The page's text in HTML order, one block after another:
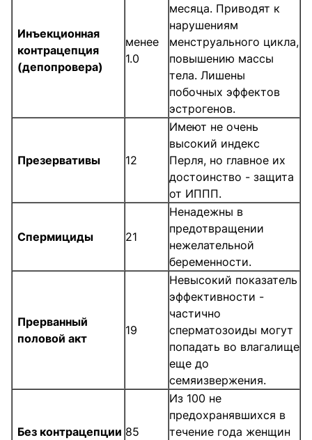
Инъекционная
контрацепция
(депопровера)
менее
1.0
месяца. Приводят к
нарушениям
менструального цикла,
повышению массы
тела. Лишены
побочных эффектов
эстрогенов.
Презервативы 12
Имеют не очень
высокий индекс
Перля, но главное их
достоинство - защита
от ИППП.
Спермициды 21
Ненадежны в
предотвращении
нежелательной
беременности.
Прерванный
половой акт
19
Невысокий показатель
эффективности -
частично
сперматозоиды могут
попадать во влагалище
еще до
семяизвержения.
Без контрацепции 85
Из 100 не
предохранявшихся в
течение года женщин